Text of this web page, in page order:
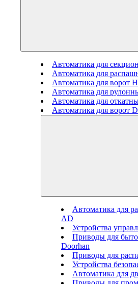
Автоматика для
Автоматика для
Автоматика для ворот
Автоматика для
Автоматика для
Автоматика для ворот
Автоматика для
AD
Устройства
Приводы для
Doorhan
Приводы для
Устройства
Автоматика для